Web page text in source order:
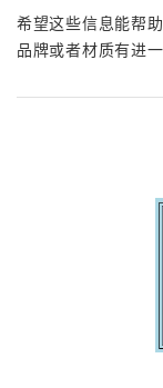
希望这些信息能帮
品牌或者材质有进